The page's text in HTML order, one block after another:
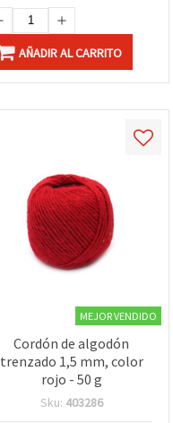
AÑADIR AL CARRITO
MEJOR VENDIDO
Cordón de algodón
trenzado 1,5 mm, color
rojo - 50 g
Sku: 403286